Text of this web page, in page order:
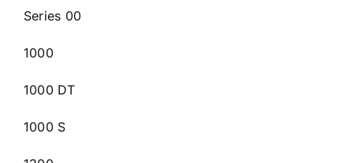
Series 00
1000
1000 DT
1000 S